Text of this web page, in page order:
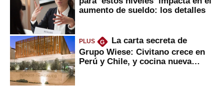
aumento de sueldo: los detalles
PLUS G
La carta secreta de
Grupo Wiese: Civitano crece en
Perú y Chile, y cocina nueva